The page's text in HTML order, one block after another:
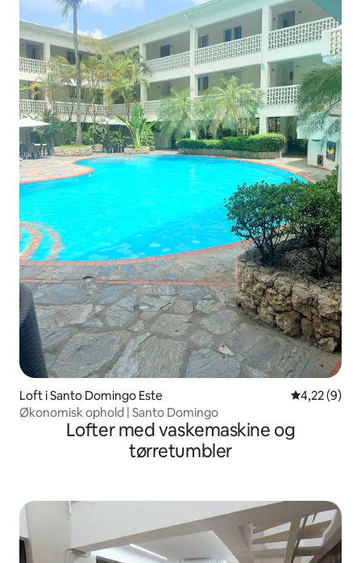
Loft i Santo Domingo Este 4,22 ud af 5
4,22 (9)
Økonomisk ophold | Santo Domingo
Lofter med vaskemaskine og
tørretumbler